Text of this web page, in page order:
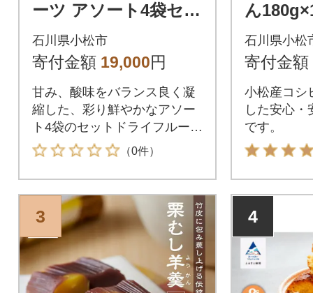
ーツ アソート4袋セッ
ト フルーツ 旬な果物
石川県小松市
寄付金額 19,000円
甘み、酸味をバランス良く凝
縮した、彩り鮮やかなアソー
ト4袋のセットドライフルーツ
は全て当店内で保存料、漂白
剤、油、砂糖など不使用で加
工しておりますので、素材そ
のものの香りと風味をお楽し
みいただけます。
（0件）
ん
しひか
パック
石川県小松
寄付金額
小松産コシ
した安心・
です。
3 4